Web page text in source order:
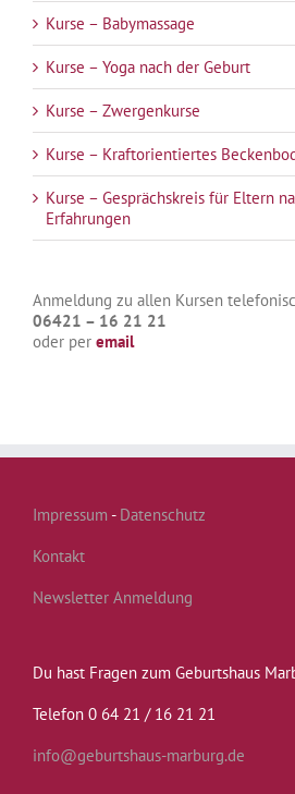
Kurse – Babymassage
Kurse – Yoga nach der Geburt
Kurse – Zwergenkurse
Kurse – Kraftorientiertes
Kurse – Gesprächskreis für Eltern
Erfahrungen
Anmeldung zu allen Kursen
06421 – 16 21 21
oder per email
Impressum - Datenschutz
Kontakt
Newsletter Anmeldung
Du hast Fragen zum Geburtshaus
Telefon 0 64 21 / 16 21 21
info@geburtshaus-marburg.de